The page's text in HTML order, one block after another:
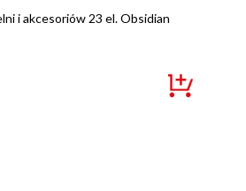
i akcesoriów 23 el. Obsidian